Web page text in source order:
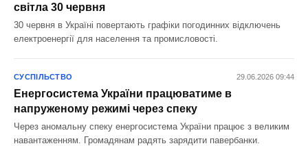
світла 30 червня
30 червня в Україні повертають графіки погодинних відключень
електроенергії для населення та промисловості.
СУСПІЛЬСТВО 29.06.2026 09:44
Енергосистема України працюватиме в
напруженому режимі через спеку
Через аномальну спеку енергосистема України працює з великим
навантаженням. Громадянам радять зарядити павербанки.